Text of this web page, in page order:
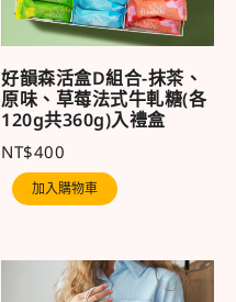
好韻森活盒D組合-抹茶、
原味、草莓法式牛軋糖(各
120g共360g)入禮盒
NT$400
加入購物車